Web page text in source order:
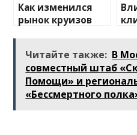
Как изменился
рынок круизов
Читайте также: В
совместный штаб
Помощи» и
«Бессмертного